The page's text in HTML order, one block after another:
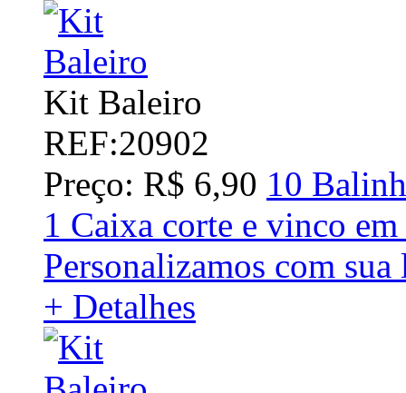
Kit Baleiro
REF:20902
Preço: R$ 6,90 10
1 Caixa corte e vinco
Personalizamos com
+ Detalhes